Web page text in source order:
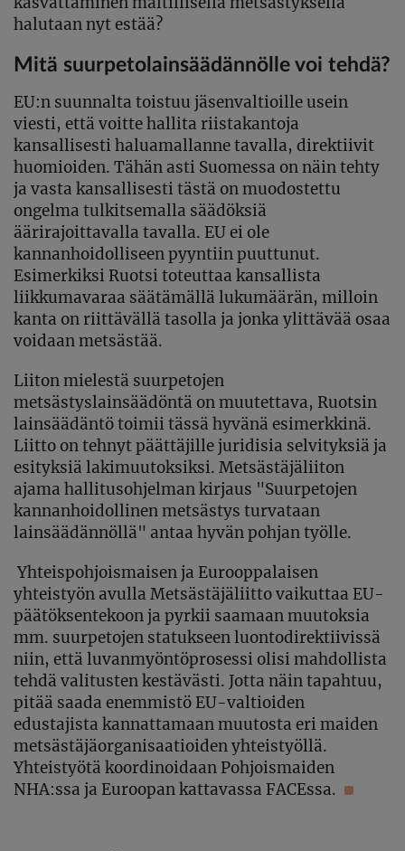
halutaan nyt estää?
Mitä suurpetolainsäädännölle voi tehdä?
EU:n suunnalta toistuu jäsenvaltioille usein
viesti, että voitte hallita riistakantoja
kansallisesti haluamallanne tavalla, direktiivit
huomioiden. Tähän asti Suomessa on näin tehty
ja vasta kansallisesti tästä on muodostettu
ongelma tulkitsemalla säädöksiä
äärirajoittavalla tavalla. EU ei ole
kannanhoidolliseen pyyntiin puuttunut.
Esimerkiksi Ruotsi toteuttaa kansallista
liikkumavaraa säätämällä lukumäärän, milloin
kanta on riittävällä tasolla ja jonka ylittävää osaa
voidaan metsästää.
Liiton mielestä suurpetojen
metsästyslainsäädöntä on muutettava, Ruotsin
lainsäädäntö toimii tässä hyvänä esimerkkinä.
Liitto on tehnyt päättäjille juridisia selvityksiä ja
esityksiä lakimuutoksiksi. Metsästäjäliiton
ajama hallitusohjelman kirjaus "Suurpetojen
kannanhoidollinen metsästys turvataan
lainsäädännöllä" antaa hyvän pohjan työlle.
Yhteispohjoismaisen ja Eurooppalaisen
yhteistyön avulla Metsästäjäliitto vaikuttaa EU-
päätöksentekoon ja pyrkii saamaan muutoksia
mm. suurpetojen statukseen luontodirektiivissä
niin, että luvanmyöntöprosessi olisi mahdollista
tehdä valitusten kestävästi. Jotta näin tapahtuu,
pitää saada enemmistö EU-valtioiden
edustajista kannattamaan muutosta eri maiden
metsästäjäorganisaatioiden yhteistyöllä.
Yhteistyötä koordinoidaan Pohjoismaiden
NHA:ssa ja Euroopan kattavassa FACEssa.